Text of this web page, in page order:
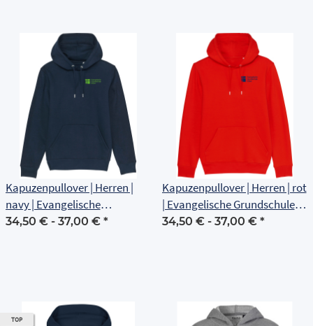
Kapuzenpullover | Herren |
navy | Evangelische
Grundschule Erfurt
34,50 € - 37,00 € *
Kapuzenpullover | Herren | rot
| Evangelische Grundschule
Erfurt
34,50 € - 37,00 € *
TOP